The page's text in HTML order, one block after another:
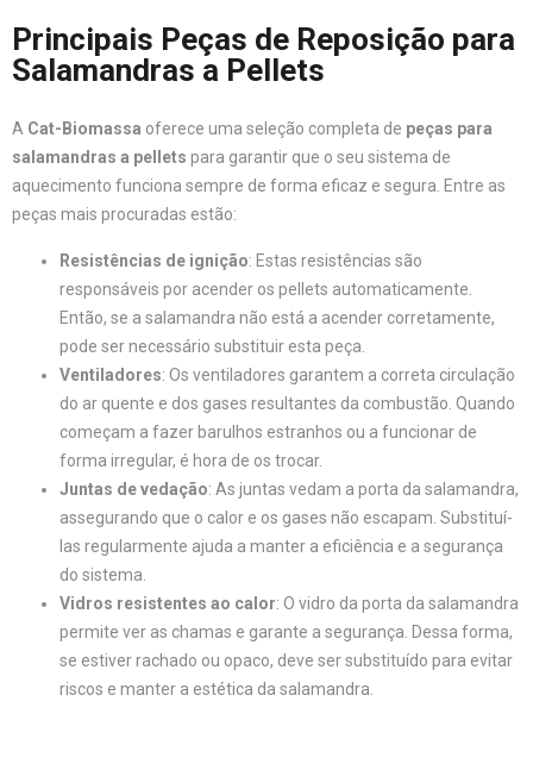
Principais Peças de Reposição para
Salamandras a Pellets
A Cat-Biomassa oferece uma seleção completa de peças para
salamandras a pellets para garantir que o seu sistema de
aquecimento funciona sempre de forma eficaz e segura. Entre as
peças mais procuradas estão:
Resistências de ignição: Estas resistências são
responsáveis por acender os pellets automaticamente.
Então, se a salamandra não está a acender corretamente,
pode ser necessário substituir esta peça.
Ventiladores: Os ventiladores garantem a correta circulação
do ar quente e dos gases resultantes da combustão. Quando
começam a fazer barulhos estranhos ou a funcionar de
forma irregular, é hora de os trocar.
Juntas de vedação: As juntas vedam a porta da salamandra,
assegurando que o calor e os gases não escapam. Substituí-
las regularmente ajuda a manter a eficiência e a segurança
do sistema.
Vidros resistentes ao calor: O vidro da porta da salamandra
permite ver as chamas e garante a segurança. Dessa forma,
se estiver rachado ou opaco, deve ser substituído para evitar
riscos e manter a estética da salamandra.